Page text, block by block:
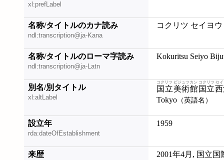
xl:prefLabel
名称/タイトルのカナ読み
ndl:transcription@ja-Kana
コクリツ セイヨ
名称/タイトルのローマ字読み
ndl:transcription@ja-Latn
Kokuritsu Seiyo
別名/別タイトル
xl:altLabel
国立美術館国立
コクリツ ビジュツカン コクリツ セ
Tokyo （英語名）
設立年
rda:dateOfEstablishment
1959
来歴
2001年4月, 国立